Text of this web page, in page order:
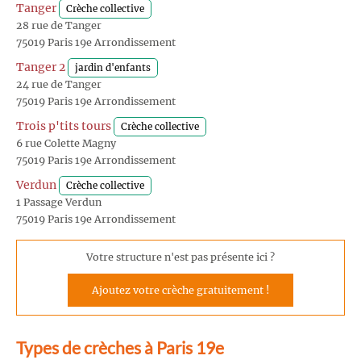
Tanger Crèche collective
28 rue de Tanger
75019 Paris 19e Arrondissement
Tanger 2 jardin d'enfants
24 rue de Tanger
75019 Paris 19e Arrondissement
Trois p'tits tours Crèche collective
6 rue Colette Magny
75019 Paris 19e Arrondissement
Verdun Crèche collective
1 Passage Verdun
75019 Paris 19e Arrondissement
Votre structure n'est pas présente ici ?
Ajoutez votre crèche gratuitement !
Types de crèches à Paris 19e